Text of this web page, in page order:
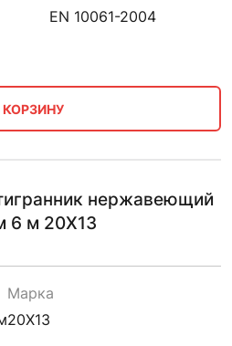
EN 10061-2004
КОРЗИНУ
нержавеющий
6 м 20Х13
Марка
20Х13